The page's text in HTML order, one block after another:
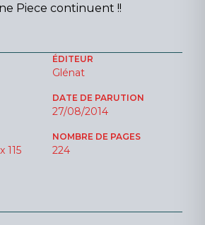
Piece continuent !!
ÉDITEUR
Glénat
DATE DE PARUTION
27/08/2014
115
NOMBRE DE PAGES
224